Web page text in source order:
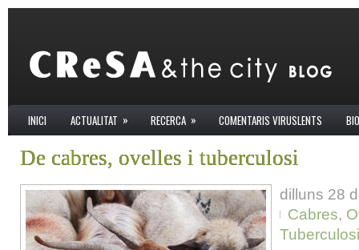
INICI ACTUALITAT » RECERCA » COMENTARIS VIRUSLENTS
De cabres, ovelles i tuberculosi
dilluns 28
Cabres,
Tuberculosi